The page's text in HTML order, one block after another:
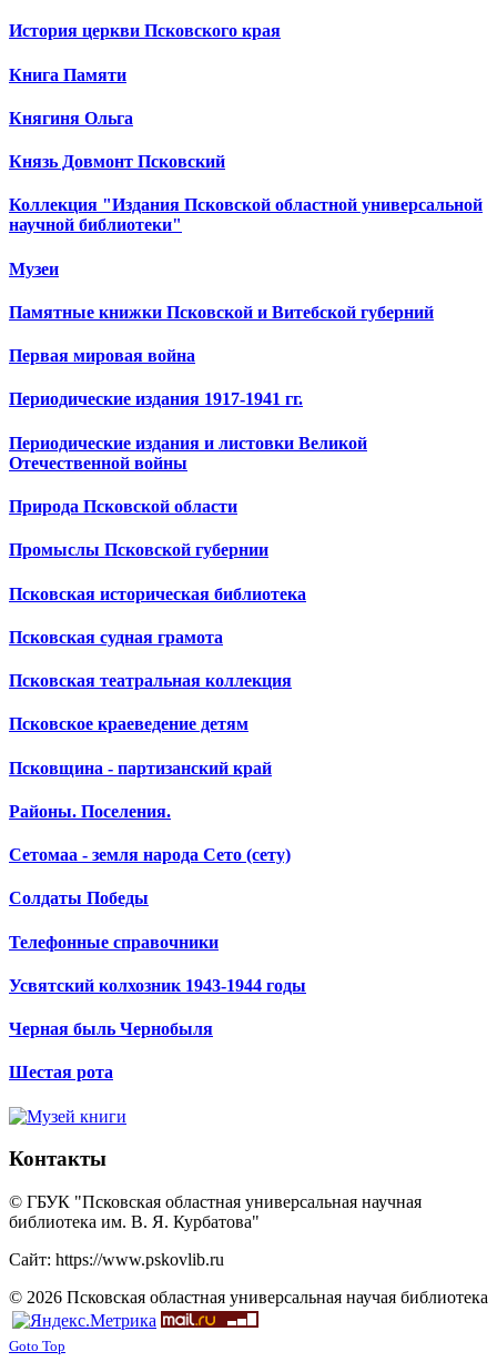
История церкви Псковского края
Книга Памяти
Княгиня Ольга
Князь Довмонт Псковский
Коллекция "Издания Псковской областной универсальной
научной библиотеки"
Музеи
Памятные книжки Псковской и Витебской губерний
Первая мировая война
Периодические издания 1917-1941 гг.
Периодические издания и листовки Великой
Отечественной войны
Природа Псковской области
Промыслы Псковской губернии
Псковская историческая библиотека
Псковская судная грамота
Псковская театральная коллекция
Псковское краеведение детям
Псковщина - партизанский край
Районы. Поселения.
Сетомаа - земля народа Сето (сету)
Солдаты Победы
Телефонные справочники
Усвятский колхозник 1943-1944 годы
Черная быль Чернобыля
Шестая рота
Контакты
© ГБУК "Псковская областная универсальная научная
библиотека им. В. Я. Курбатова"
Сайт: https://www.pskovlib.ru
© 2026 Псковская областная универсальная научая библиотека
Goto Top